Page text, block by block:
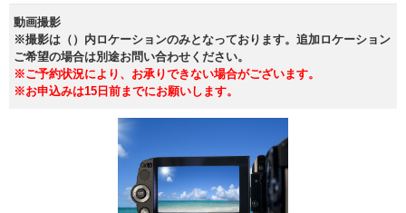
動画撮影
※撮影は（）内ロケーションのみとなっております。追加ロケーション
ご希望の場合は別途お問い合わせください。
※ご予約状況により、お承りできない場合がございます。
※お申込みは15日前までにお願いします。